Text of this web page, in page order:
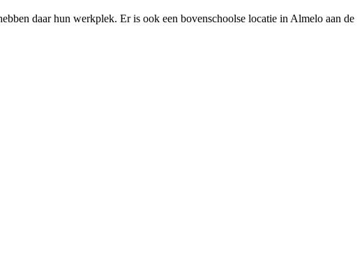
daar hun werkplek. Er is ook een bovenschoolse locatie in Almelo aan de